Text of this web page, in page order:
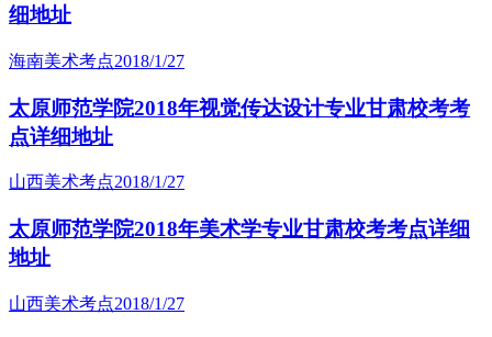
细地址
海南美术考点2018/1/27
太原师范学院2018年视觉传达设计专业甘肃校考考
点详细地址
山西美术考点2018/1/27
太原师范学院2018年美术学专业甘肃校考考点详细
地址
山西美术考点2018/1/27